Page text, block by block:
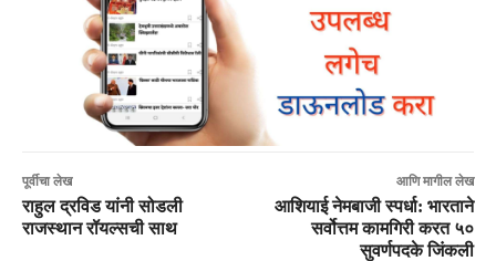
पूर्वीचा लेख
राहुल द्रविड यांनी सोडली
राजस्थान रॉयल्सची साथ
आणि मागील लेख
आशियाई नेमबाजी स्पर्धा: भारताने
सर्वोत्तम कामगिरी करत ५०
सुवर्णपदके जिंकली